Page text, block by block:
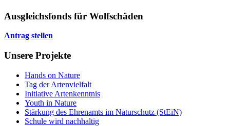
Ausgleichsfonds für Wolfschäden
Antrag stellen
Unsere Projekte
Hands on Nature
Tag der Artenvielfalt
Initiative Artenkenntnis
Youth in Nature
Stärkung des Ehrenamts im Naturschutz (StEiN)
Schule wird nachhaltig